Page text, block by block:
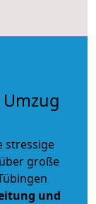
stressige
große
und